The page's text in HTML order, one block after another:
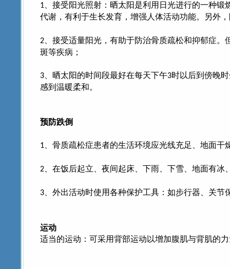
1 、接受阳光照射：晒太阳是利用日光进行的一种
代谢，有利于生长发育，增强人体活动功能。另外
2 、接受适量阳光，有助于防治骨质疏松和抑郁症
斑等疾病；
3 、晒太阳的时间段最好在每天下午3时以后到傍晚
感到温暖柔和。
预防跌倒
1 、骨质疏松症患者的生活环境应光线充足、地面
2 、在饭后起立、夜间起床、下雨、下雪、地面有
3 、外出活动时使用各种保护工具：如步行器、关
运动
适当的运动：可采用背部运动以增加腹肌与背肌的